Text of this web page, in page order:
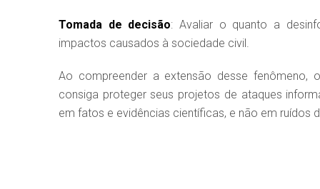
Tomada de decisão: Avaliar o quanto a
impactos causados à sociedade civil.
Ao compreender a extensão desse fenômeno,
consiga proteger seus projetos de ataques
em fatos e evidências científicas, e não em ruídos